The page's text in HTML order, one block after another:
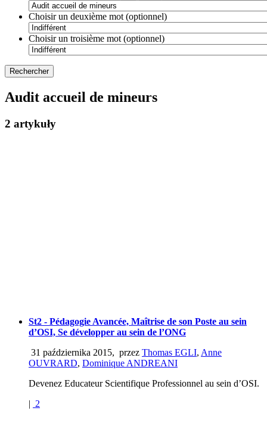
Choisir un deuxième mot (optionnel)
Choisir un troisième mot (optionnel)
Audit accueil de mineurs
2 artykuły
St2 - Pédagogie Avancée, Maîtrise de son Poste au sein
d’OSI, Se développer au sein de l’ONG
31 października 2015, przez Thomas EGLI, Anne
OUVRARD, Dominique ANDREANI
Devenez Educateur Scientifique Professionnel au sein d’OSI.
| 2